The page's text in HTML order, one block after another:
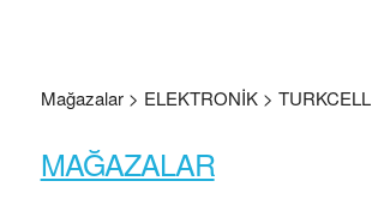
Mağazalar > ELEKTRONİK > TURKCELL
MAĞAZALAR